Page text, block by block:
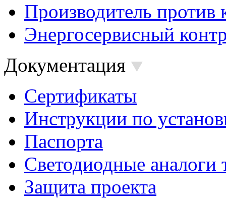
Производитель против
Энергосервисный
Документация
Сертификаты
Инструкции по
Паспорта
Светодиодные аналоги
Защита проекта